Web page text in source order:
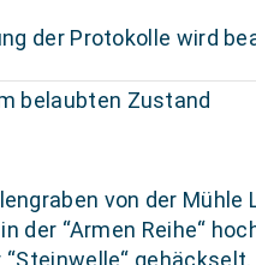
der Protokolle wird
belaubten Zustand
von der
der “Armen Reihe“
gehäckselt.